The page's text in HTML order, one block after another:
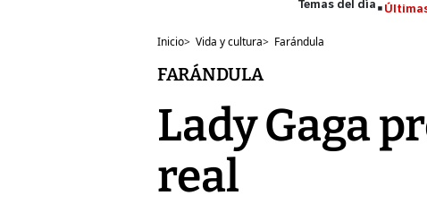
Inicio> Vida y cultura> Farándula
FARÁNDULA
Lady Gaga
real